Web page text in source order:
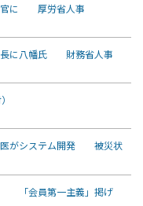
官に 厚労省人事
長に八幡氏 財務省人事
医がシステム開発 被災状
「会員第一主義」掲げ